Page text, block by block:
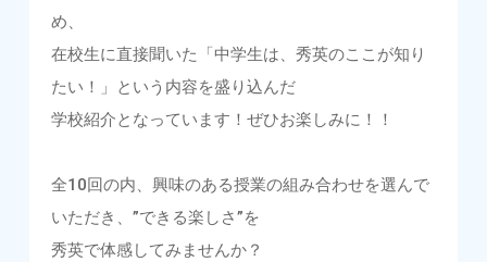
め、
在校生に直接聞いた「中学生は、秀英のここが知り
たい！」という内容を盛り込んだ
学校紹介となっています！ぜひお楽しみに！！
全10回の内、興味のある授業の組み合わせを選んで
いただき、”できる楽しさ”を
秀英で体感してみませんか？